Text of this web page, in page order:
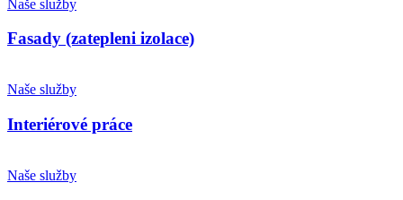
Naše služby
Fasady (zatepleni izolace)
Naše služby
Interiérové práce
Naše služby